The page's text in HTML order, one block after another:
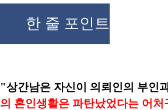
한 줄 포인트
"상간남은 자신이 의뢰인의 부인
의 혼인생활은 파탄났었다는 어